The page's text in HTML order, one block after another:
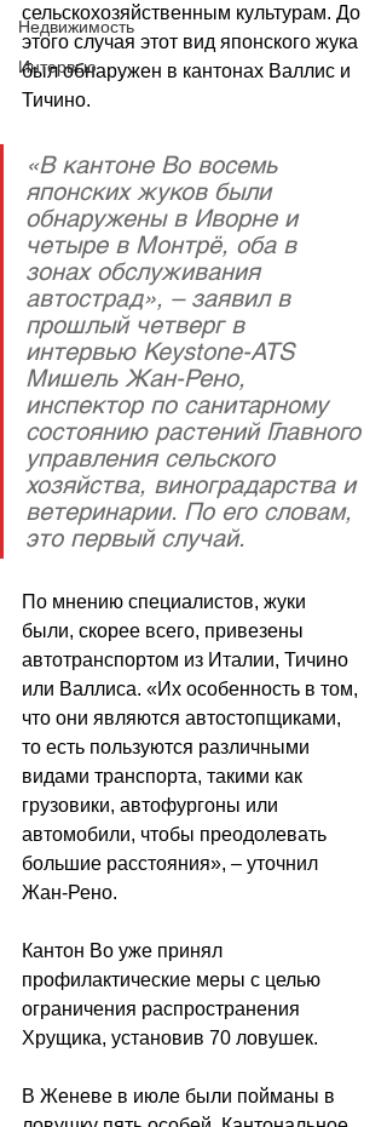
Недвижимость
Интервью
сельскохозяйственным культурам. До
этого случая этот вид японского жука
был обнаружен в кантонах Валлис и
Тичино.
«В кантоне Во восемь
японских жуков были
обнаружены в Иворне и
четыре в Монтрё, оба в
зонах обслуживания
автострад», – заявил в
прошлый четверг в
интервью Keystone-ATS
Мишель Жан-Рено,
инспектор по санитарному
состоянию растений Главного
управления сельского
хозяйства, виноградарства и
ветеринарии. По его словам,
это первый случай.
По мнению специалистов, жуки
были, скорее всего, привезены
автотранспортом из Италии, Тичино
или Валлиса. «Их особенность в том,
что они являются автостопщиками,
то есть пользуются различными
видами транспорта, такими как
грузовики, автофургоны или
автомобили, чтобы преодолевать
большие расстояния», – уточнил
Жан-Рено.
Кантон Во уже принял
профилактические меры с целью
ограничения распространения
Хрущика, установив 70 ловушек.
В Женеве в июле были пойманы в